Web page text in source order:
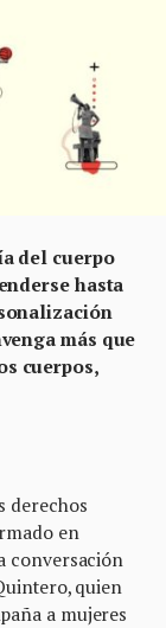
del cuerpo
hasta
más que
cuerpos,
derechos
en
conversación
quien
a mujeres